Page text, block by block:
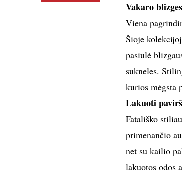
Vakaro
Viena
Šioje
pasiūlė
sukneles.
kurios mėgsta
Lakuoti
Fatališko
primenančio
net su kailio
lakuotos odos